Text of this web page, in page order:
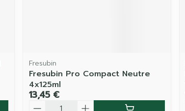
Fresubin
Fresubin Pro Compact Neutre
4x125ml
13,45 €
Quantité